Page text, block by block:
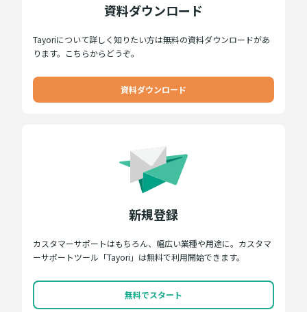
資料ダウンロード
Tayoriについて詳しく知りたい方は無料の資料ダウンロードがあ
ります。こちらからどうぞ。
資料ダウンロード
新規登録
カスタマーサポートはもちろん、幅広い業種や用途に。カスタマ
ーサポートツール「Tayori」は無料で利用開始できます。
無料でスタート